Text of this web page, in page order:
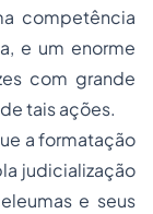
competência
e um enorme
com grande
tais ações.
a formatação
judicialização
e seus